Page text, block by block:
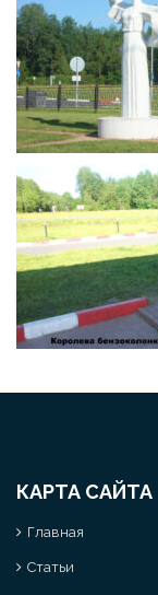
КАРТА САЙТА
Главная
Статьи